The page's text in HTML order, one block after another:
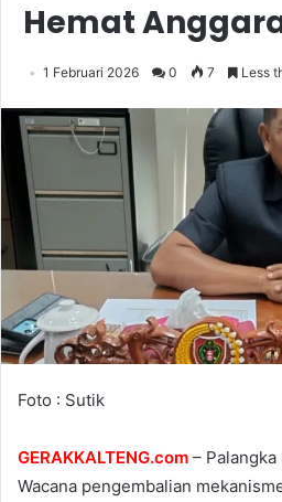
Hemat
1 Februari 2026 0 7 Less
Foto : Sutik
GERAKKALTENG.com – Palangka
Wacana pengembalian